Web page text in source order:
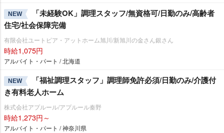
NEW
「未経験OK」調理スタッフ/無資格可/日勤のみ/高齢者
住宅/社会保障完備
有限会社ユートピア・アットホーム旭川/新旭川の金さん銀さん
時給1,075円
アルバイト・パート / 北海道
NEW
「福祉調理スタッフ」調理師免許必須/日勤のみ/介護付
き有料老人ホーム
株式会社アプルール/アプルール秦野
時給1,273円～
アルバイト・パート / 神奈川県